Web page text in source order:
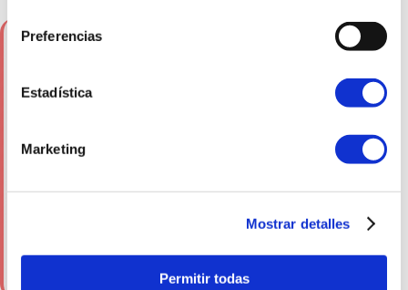
Preferencias
Estadística
Marketing
Mostrar detalles
Permitir todas
carbono.
: Disponible
Pymes y autónomos: No disponible
: No disponible